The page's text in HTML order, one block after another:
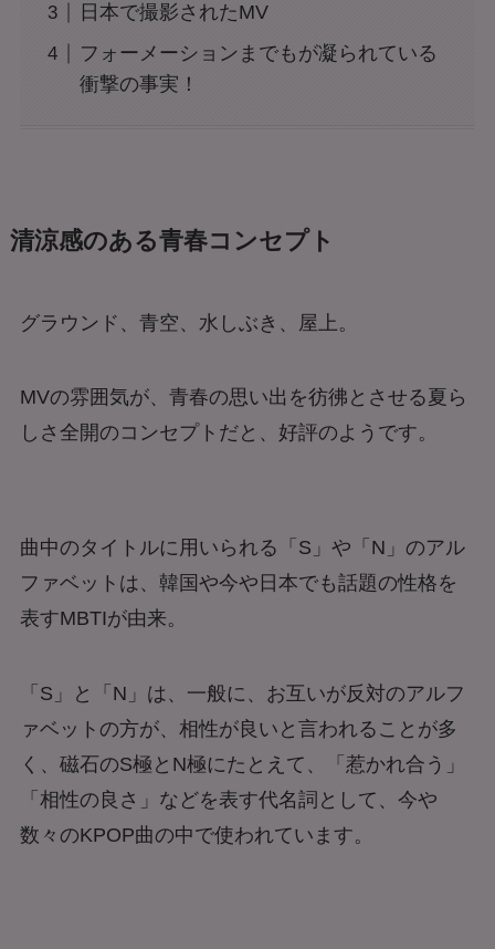
日本で撮影されたMV
フォーメーションまでもが凝られている
衝撃の事実！
清涼感のある青春コンセプト
グラウンド、青空、水しぶき、屋上。
MVの雰囲気が、青春の思い出を彷彿とさせる夏ら
しさ全開のコンセプトだと、好評のようです。
曲中のタイトルに用いられる「S」や「N」のアル
ファベットは、韓国や今や日本でも話題の性格を
表すMBTIが由来。
「S」と「N」は、一般に、お互いが反対のアルフ
ァベットの方が、相性が良いと言われることが多
く、磁石のS極とN極にたとえて、「惹かれ合う」
「相性の良さ」などを表す代名詞として、今や
数々のKPOP曲の中で使われています。